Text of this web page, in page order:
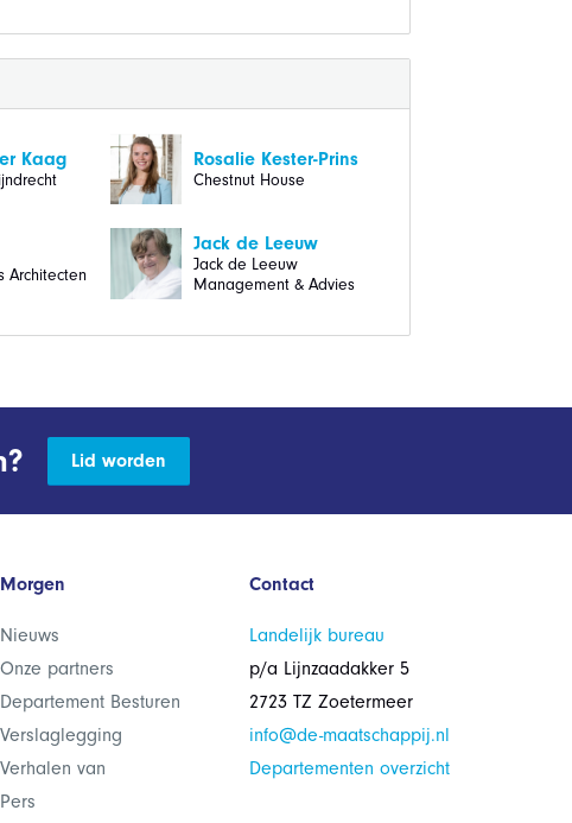
Kaag Rosalie Kester-Prins
Chestnut House
Architecten
Jack de Leeuw
Jack de Leeuw
Management & Advies
Lid worden
Morgen
Nieuws
Onze partners
Departement Besturen
Verslaglegging
Verhalen van
Pers
Contact
Landelijk bureau
p/a Lijnzaadakker 5
2723 TZ Zoetermeer
info@de-maatschappij.nl
Departementen overzicht